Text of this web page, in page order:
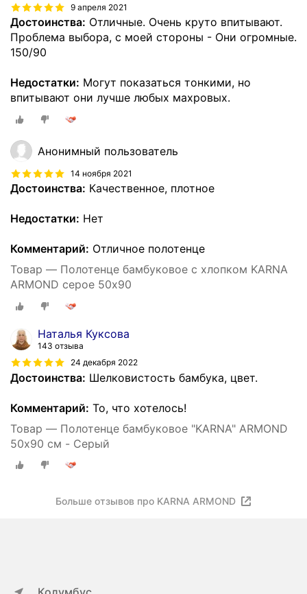
9 апреля 2021
Достоинства: Отличные. Очень круто впитывают.
Проблема выбора, с моей стороны - Они огромные.
150/90
Недостатки: Могут показаться тонкими, но
впитывают они лучше любых махровых.
Анонимный пользователь
14 ноября 2021
Достоинства: Качественное, плотное
Недостатки: Нет
Комментарий: Отличное полотенце
Товар — Полотенце бамбуковое с хлопком KARNA
ARMOND серое 50х90
Наталья Куксова
143 отзыва
24 декабря 2022
Достоинства: Шелковистость бамбука, цвет.
Комментарий: То, что хотелось!
Товар — Полотенце бамбуковое "KARNA" ARMOND
50х90 см - Серый
Больше отзывов про KARNA ARMOND